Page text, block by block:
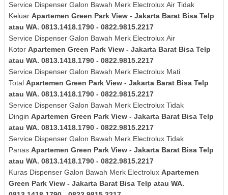
Service Dispenser Galon Bawah Merk Electrolux Air Tidak
Keluar Apartemen Green Park View - Jakarta Barat Bisa Telp
atau WA. 0813.1418.1790 - 0822.9815.2217
Service Dispenser Galon Bawah Merk Electrolux Air
Kotor Apartemen Green Park View - Jakarta Barat Bisa Telp
atau WA. 0813.1418.1790 - 0822.9815.2217
Service Dispenser Galon Bawah Merk Electrolux Mati
Total Apartemen Green Park View - Jakarta Barat Bisa Telp
atau WA. 0813.1418.1790 - 0822.9815.2217
Service Dispenser Galon Bawah Merk Electrolux Tidak
Dingin Apartemen Green Park View - Jakarta Barat Bisa Telp
atau WA. 0813.1418.1790 - 0822.9815.2217
Service Dispenser Galon Bawah Merk Electrolux Tidak
Panas Apartemen Green Park View - Jakarta Barat Bisa Telp
atau WA. 0813.1418.1790 - 0822.9815.2217
Kuras Dispenser Galon Bawah Merk Electrolux Apartemen
Green Park View - Jakarta Barat Bisa Telp atau WA.